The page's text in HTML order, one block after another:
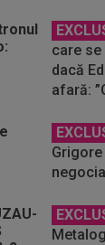
care se
dacă
afară: